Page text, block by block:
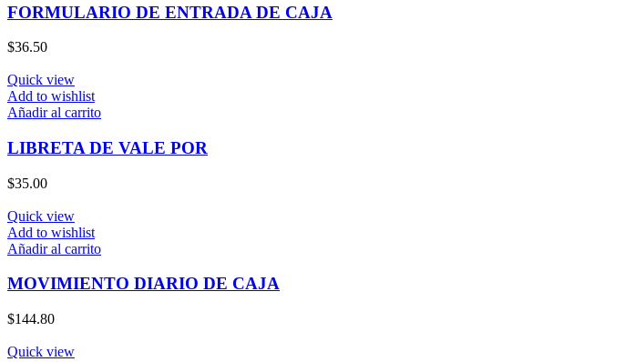
FORMULARIO DE ENTRADA DE CAJA
$36.50
Quick view
Add to wishlist
Añadir al carrito
LIBRETA DE VALE POR
$35.00
Quick view
Add to wishlist
Añadir al carrito
MOVIMIENTO DIARIO DE CAJA
$144.80
Quick view